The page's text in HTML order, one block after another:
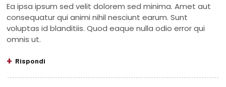
Ea ipsa ipsum sed velit dolorem sed minima. Amet aut
consequatur qui animi nihil nesciunt earum. Sunt
voluptas id blanditiis. Quod eaque nulla odio error qui
omnis ut.
Rispondi